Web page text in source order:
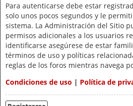
Para autenticarse debe estar
solo unos pocos segundos y le
sistema. La Administración del Sitio
permisos adicionales a los usuarios
identificarse asegúrese de estar
términos de uso y políticas
reglas de los foros mientras navega
Condiciones de uso | Política de